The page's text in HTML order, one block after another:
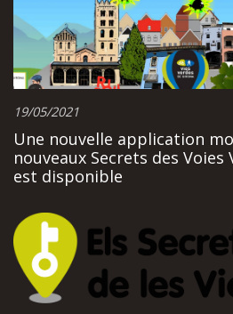
19/05/2021
Une nouvelle application
nouveaux Secrets des Voies
est disponible